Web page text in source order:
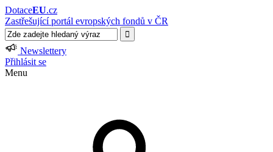
DotaceEU.cz
Zastřešující portál evropských fondů v ČR
Newslettery
Přihlásit se
Menu